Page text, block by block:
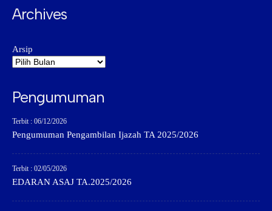
Archives
Arsip
Pengumuman
Terbit : 06/12/2026
Pengumuman Pengambilan Ijazah TA 2025/2026
Terbit : 02/05/2026
EDARAN ASAJ TA.2025/2026